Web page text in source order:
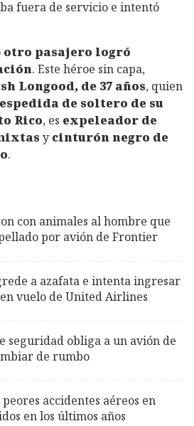
fuera de servicio e intentó
otro pasajero logró
. Este héroe sin capa,
Longood, de 37 años, quien
de soltero de su
Rico, es expeleador de
y cinturón negro de
.
con animales al hombre que
por avión de Frontier
a azafata e intenta ingresar
vuelo de United Airlines
seguridad obliga a un avión de
de rumbo
peores accidentes aéreos en
en los últimos años